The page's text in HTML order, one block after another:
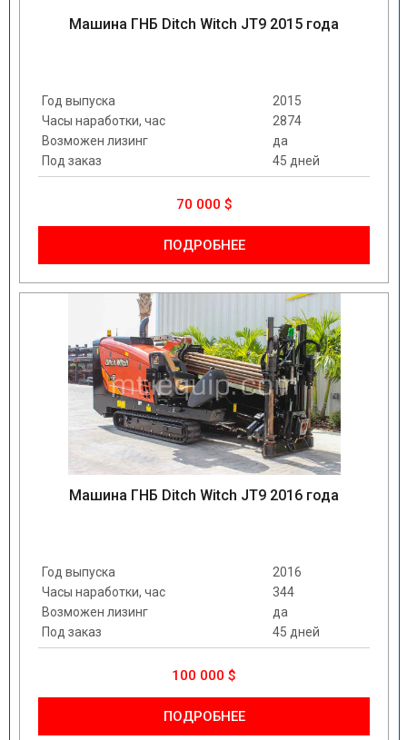
Машина ГНБ Ditch Witch JT9 2015 года
Год выпуска
2015
Часы наработки, час
2874
Возможен лизинг
да
Под заказ
45 дней
70 000 $
ПОДРОБНЕЕ
Машина ГНБ Ditch Witch JT9 2016 года
Год выпуска
2016
Часы наработки, час
344
Возможен лизинг
да
Под заказ
45 дней
100 000 $
ПОДРОБНЕЕ